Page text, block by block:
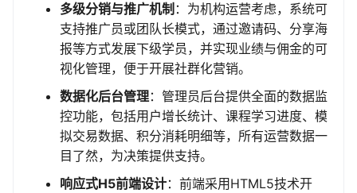
多级分销与推广机制 ：为机构运营考虑，系统可
支持推广员或团队长模式，通过邀请码、分享海
报等方式发展下级学员，并实现业绩与佣金的可
视化管理，便于开展社群化营销。
数据化后台管理：管理员后台提供全面的数据监
控功能，包括用户增长统计、课程学习进度、模
拟交易数据、积分消耗明细等，所有运营数据一
目了然，为决策提供支持。
响应式H5前端设计：前端采用HTML5技术开